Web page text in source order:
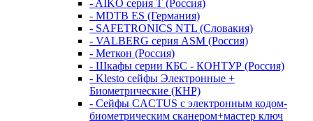
- AIKO серия Т (Россия)
- MDTB ES (Германия)
- SAFETRONICS NTL (Словакия)
- VALBERG серия ASM (Россия)
- Меткон (Россия)
- Шкафы серии КБС - КОНТУР (Россия)
- Klesto сейфы Электронные +
Биометрические (КНР)
- Сейфы CACTUS с электронным кодом-
биометрическим сканером+мастер ключ